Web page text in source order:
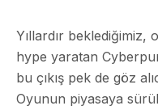
Yıllardır beklediğimiz,
hype yaratan
bu çıkış pek de göz
Oyunun piyasaya